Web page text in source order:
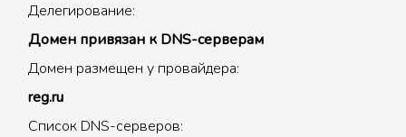
Делегирование:
Домен привязан к DNS-серверам
Домен размещен у провайдера:
reg.ru
Список DNS-серверов: